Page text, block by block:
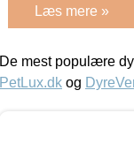
Læs mere »
De mest populære
PetLux.dk og